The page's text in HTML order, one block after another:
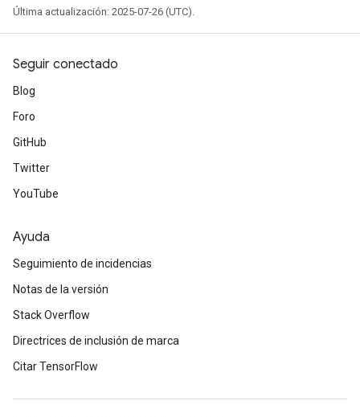
Última actualización: 2025-07-26 (UTC).
Seguir conectado
Blog
Foro
GitHub
Twitter
YouTube
Ayuda
Seguimiento de incidencias
Notas de la versión
Stack Overflow
Directrices de inclusión de marca
Citar TensorFlow